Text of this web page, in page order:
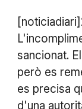
sancionat.
però es
es precisa
d'una